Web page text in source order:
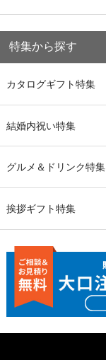
特集から探す
カタログギフト特集
結婚内祝い特集
グルメ＆ドリンク特集
挨拶ギフト特集